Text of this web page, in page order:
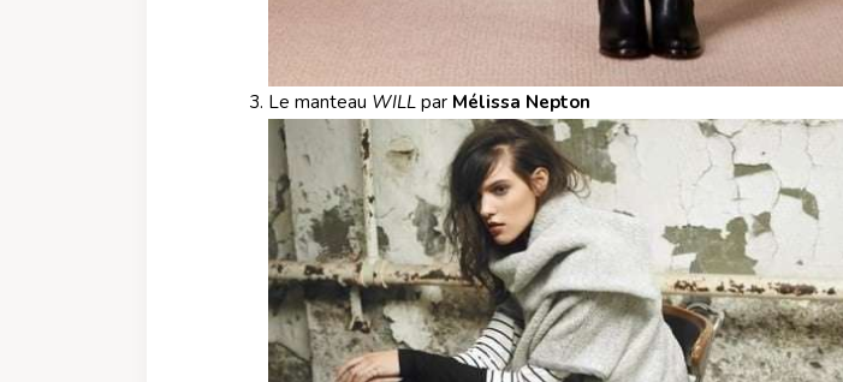
Le manteau WILL par Mélissa Nepton